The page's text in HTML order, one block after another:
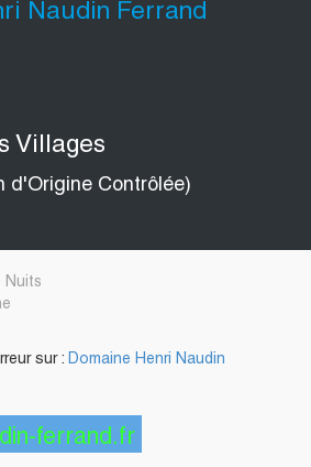
Naudin Ferrand
Villages
d'Origine Contrôlée)
Nuits
sur : Domaine Henri Naudin
ferrand.fr